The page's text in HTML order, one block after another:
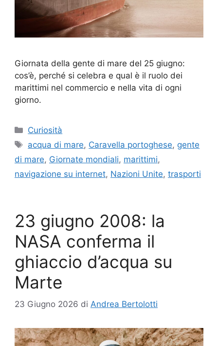
Giornata della gente di mare del 25 giugno:
cos’è, perché si celebra e qual è il ruolo dei
marittimi nel commercio e nella vita di ogni
giorno.
Categorie
Curiosità
Tag
acqua di mare, Caravella portoghese, gente
di mare, Giornate mondiali, marittimi,
navigazione su internet, Nazioni Unite, trasporti
23 giugno 2008: la
NASA conferma il
ghiaccio d’acqua su
Marte
23 Giugno 2026 di Andrea Bertolotti